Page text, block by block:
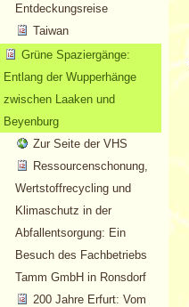
Entdeckungsreise
Taiwan
Grüne Spaziergänge:
Entlang der Wupperhänge
zwischen Laaken und
Beyenburg
Zur Seite der VHS
Ressourcenschonung,
Wertstoffrecycling und
Klimaschutz in der
Abfallentsorgung: Ein
Besuch des Fachbetriebs
Tamm GmbH in Ronsdorf
200 Jahre Erfurt: Vom